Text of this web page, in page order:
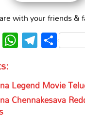
with your friends &
Legend Movie
Chennakesava